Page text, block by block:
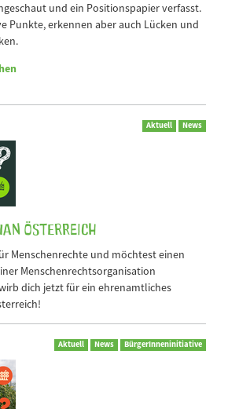
und ein Positionspapier verfasst.
Punkte, erkennen aber auch Lücken und
Aktuell News
Österreich
Menschenrechte und möchtest einen
Menschenrechtsorganisation
dich jetzt für ein ehrenamtliches
Aktuell News BürgerInneninitiative